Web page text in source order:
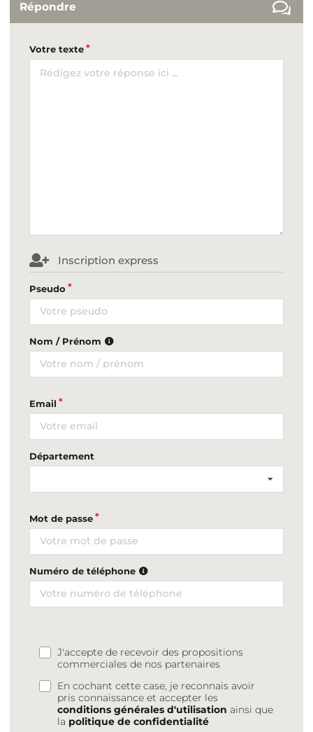
Répondre
Votre texte
Inscription express
Pseudo
Nom / Prénom
Email
Département
Mot de passe
Numéro de téléphone
J'accepte de recevoir des propositions
commerciales de nos partenaires
En cochant cette case, je reconnais avoir
pris connaissance et accepter les
conditions générales d'utilisation ainsi que
la politique de confidentialité